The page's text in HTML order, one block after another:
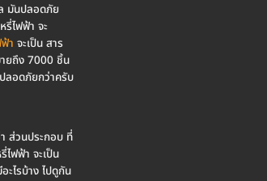
มันปลอดภัย
ไฟฟ้า จะ
า จะเป็น สาร
ยถึง 7000 ชิ้น
ลอดภัยกว่าครับ
ส่วนประกอบ ที่
ฟฟ้า จะเป็น
ไรบ้าง ไปดูกัน